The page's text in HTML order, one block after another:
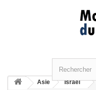
Asie Israël